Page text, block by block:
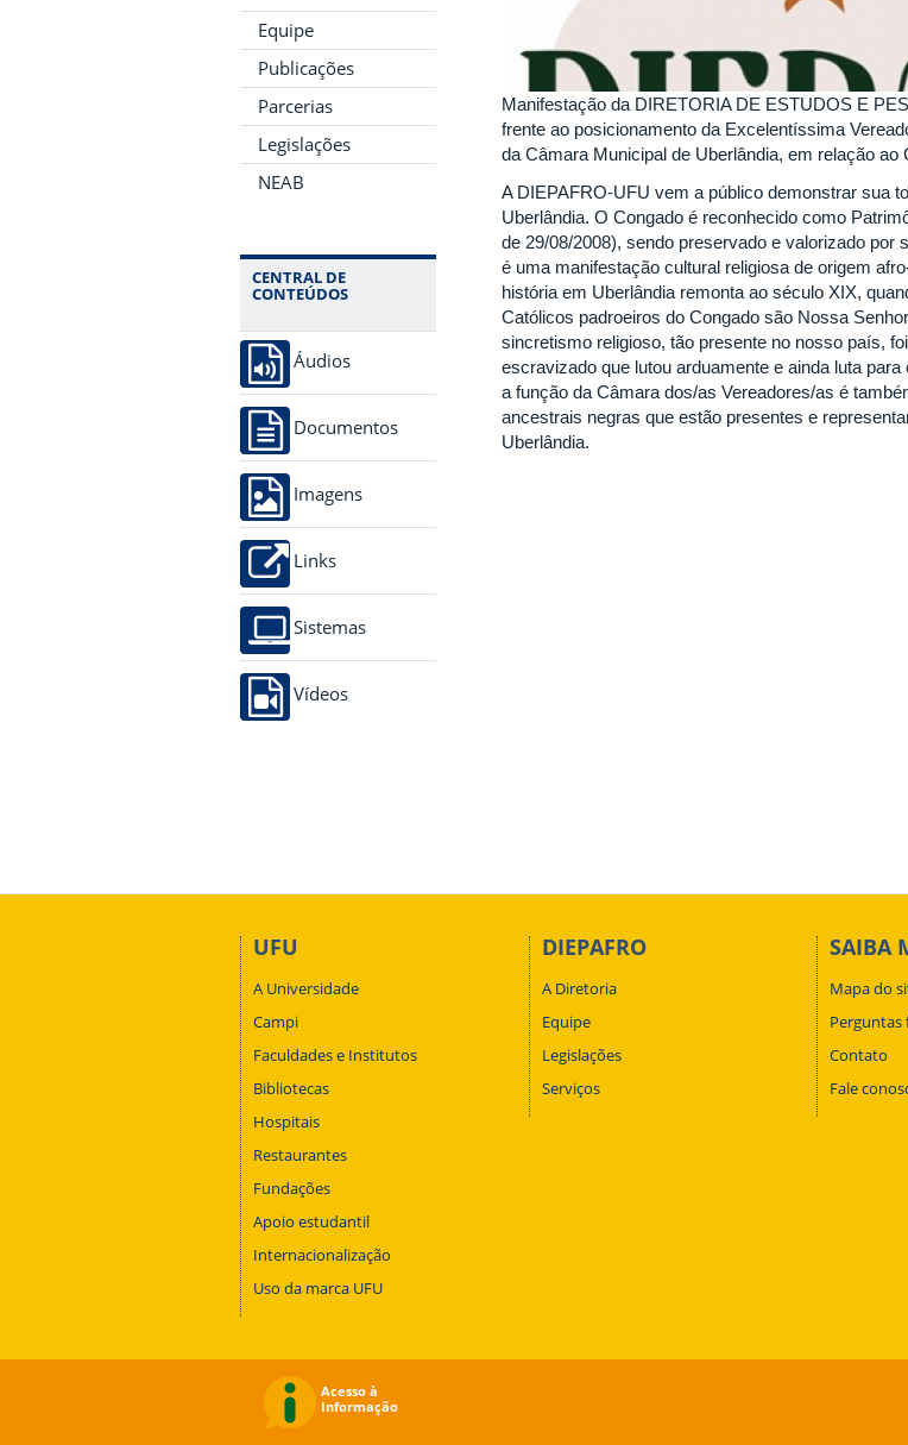
Equipe
Publicações
Parcerias
Legislações
NEAB
CENTRAL DE
CONTEÚDOS
Áudios
Documentos
Imagens
Links
Sistemas
Vídeos
Manifestação da DIRETORIA DE ESTUDOS E
frente ao posicionamento da Excelentíssima
da Câmara Municipal de Uberlândia, em relação ao
A DIEPAFRO-UFU vem a público demonstrar sua
Uberlândia. O Congado é reconhecido como
de 29/08/2008), sendo preservado e valorizado
é uma manifestação cultural religiosa de origem
história em Uberlândia remonta ao século XIX,
Católicos padroeiros do Congado são Nossa
sincretismo religioso, tão presente no nosso país,
escravizado que lutou arduamente e ainda luta
a função da Câmara dos/as Vereadores/as é
ancestrais negras que estão presentes e
Uberlândia.
UFU
A Universidade
Campi
Faculdades e Institutos
Bibliotecas
Hospitais
Restaurantes
Fundações
Apoio estudantil
Internacionalização
Uso da marca UFU
DIEPAFRO
A Diretoria
Equipe
Legislações
Serviços
SAIBA
Mapa do
Contato
Fale